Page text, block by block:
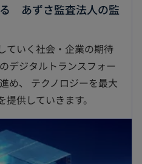
あずさ監査法人の監
ていく社会・企業の期待
デジタルトランスフォー
め、 テクノロジーを最大
供していきます。